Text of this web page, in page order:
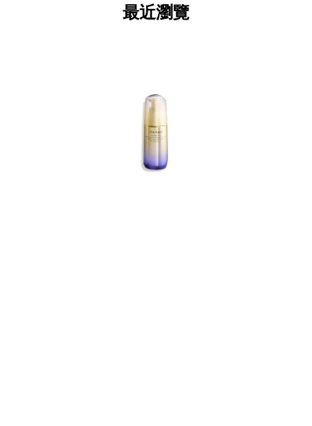
最近瀏覽